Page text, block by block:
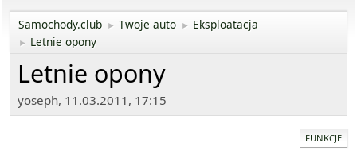
Samochody.club ► Twoje auto ► Eksploatacja
► Letnie opony
Letnie opony
yoseph, 11.03.2011, 17:15
FUNKCJE